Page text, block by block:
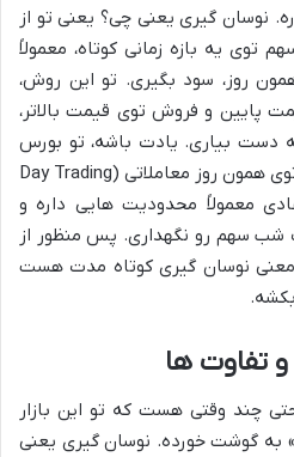
نوسان گیری یعنی چی؟ یعنی تو از
توی یه بازه زمانی کوتاه، معمولاً
روز، سود بگیری. تو این روش،
پایین و فروش توی قیمت بالاتر،
دست بیاری. یادت باشه، تو بورس
ایران، خرید و فروش یک سهم توی همون روز معاملاتی (Day Trading
معمولاً محدودیت هایی داره و
شب سهم رو نگهداری. پس منظور از
معنی نوسان گیری کوتاه مدت هست
تفاوت ها
چند وقتی هست که تو این بازار
به گوشت خورده. نوسان گیری یعنی